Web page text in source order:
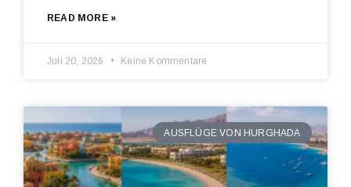
READ MORE »
Juli 20, 2026 Keine Kommentare
AUSFLÜGE VON HURGHADA